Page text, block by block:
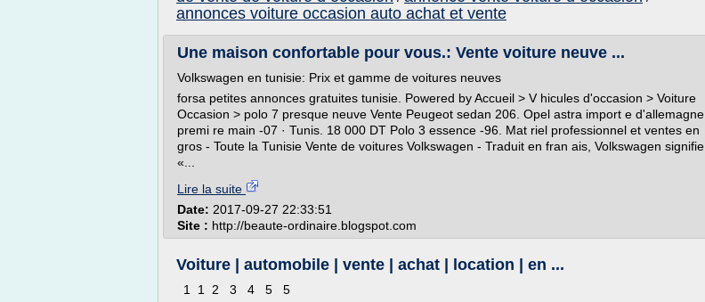
annonces voiture occasion auto achat et vente
Une maison confortable pour vous.: Vente voiture neuve ...
Volkswagen en tunisie: Prix et gamme de voitures neuves
forsa petites annonces gratuites tunisie. Powered by Accueil > V hicules d'occasion > Voiture
Occasion > polo 7 presque neuve Vente Peugeot sedan 206. Opel astra import e d'allemagne
premi re main -07 · Tunis. 18 000 DT Polo 3 essence -96. Mat riel professionnel et ventes en
gros - Toute la Tunisie Vente de voitures Volkswagen - Traduit en fran ais, Volkswagen signifie
«...
Lire la suite
Date: 2017-09-27 22:33:51
Site : http://beaute-ordinaire.blogspot.com
Voiture | automobile | vente | achat | location | en ...
1 1 2 3 4 5 5